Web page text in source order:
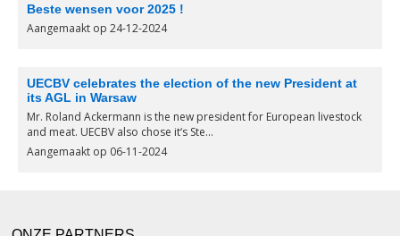
Beste wensen voor 2025 !
Aangemaakt op 24-12-2024
UECBV celebrates the election of the new President at
its AGL in Warsaw
Mr. Roland Ackermann is the new president for European livestock
and meat. UECBV also chose it‘s Ste...
Aangemaakt op 06-11-2024